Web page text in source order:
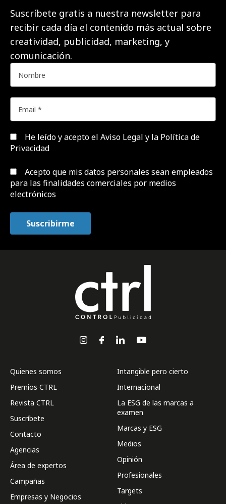
Suscríbete gratis a nuestra newsletter para
recibir cada día el contenido más actual sobre
creatividad, publicidad, marketing, y
comunicación.
He leído y acepto el Aviso Legal y la Política de
Privacidad
Acepto que mis datos personales sean empleados
para las finalidades comerciales por medios
electrónicos
Quienes somos
Premios CTRL
Revista CTRL
Suscríbete
Contacto
Agencias
Área de expertos
Campañas
Empresas y Negocios
Intangible pero cierto
Internacional
La ESG de las marcas a
examen
Marcas y ESG
Medios
Opinión
Profesionales
Targets